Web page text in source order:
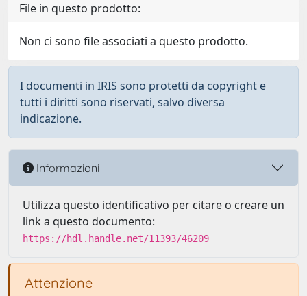
File in questo prodotto:
Non ci sono file associati a questo prodotto.
I documenti in IRIS sono protetti da copyright e
tutti i diritti sono riservati, salvo diversa
indicazione.
Informazioni
Utilizza questo identificativo per citare o creare un
link a questo documento:
https://hdl.handle.net/11393/46209
Attenzione